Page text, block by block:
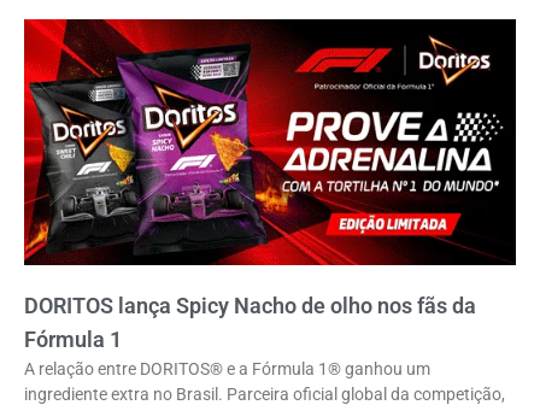
DORITOS lança Spicy Nacho de olho nos fãs da
Fórmula 1
A relação entre DORITOS® e a Fórmula 1® ganhou um
ingrediente extra no Brasil. Parceira oficial global da competição,